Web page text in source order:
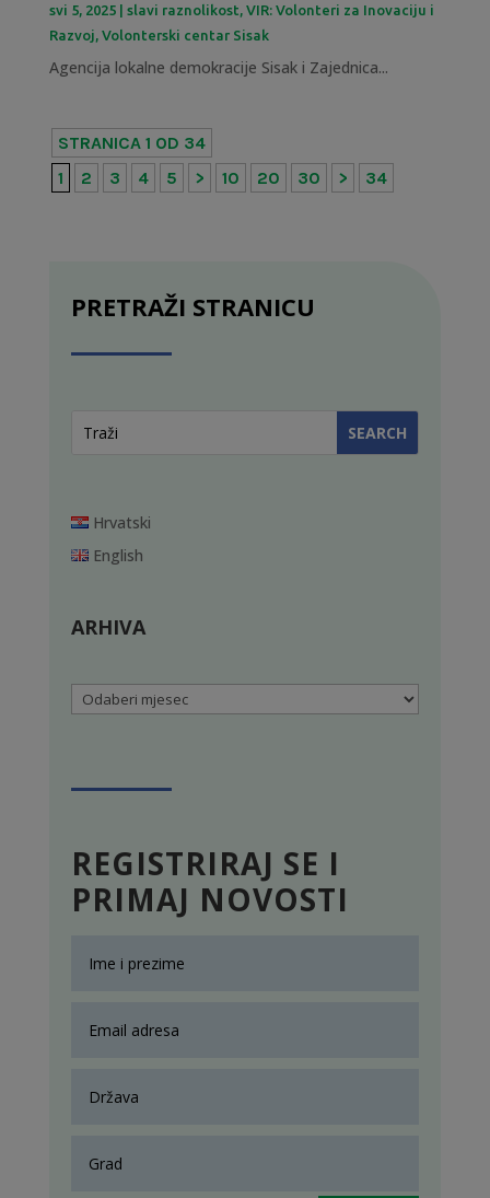
svi 5, 2025| slavi raznolikost, VIR: Volonteri za Inovaciju i
Razvoj, Volonterski centar Sisak
Agencija lokalne demokracije Sisak i Zajednica...
STRANICA 1 OD 34
1
2 3 4 5 > 10 20 30 > 34
PRETRAŽI STRANICU
Hrvatski
English
ARHIVA
Arhiva
REGISTRIRAJ SE I
PRIMAJ NOVOSTI